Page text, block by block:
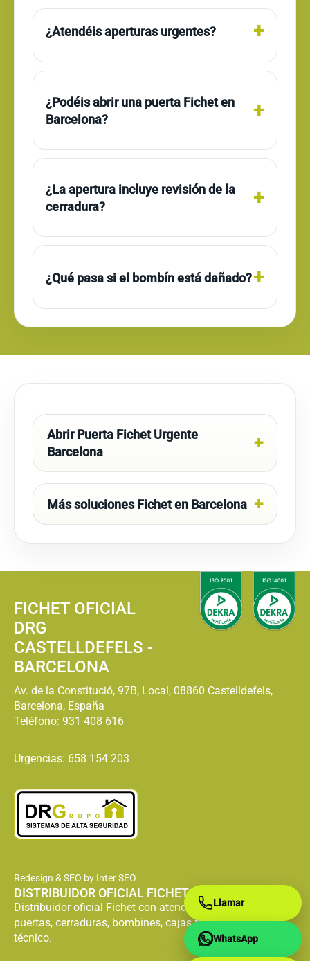
¿Atendéis aperturas urgentes?
¿Podéis abrir una puerta Fichet en
Barcelona?
¿La apertura incluye revisión de la
cerradura?
¿Qué pasa si el bombín está dañado?
Abrir Puerta Fichet Urgente
Barcelona
Más soluciones Fichet en Barcelona
FICHET OFICIAL
DRG
CASTELLDEFELS -
BARCELONA
Av. de la Constitució, 97B, Local, 08860 Castelldefels,
Barcelona, España
Teléfono: 931 408 616
Urgencias: 658 154 203
Redesign & SEO by Inter SEO
DISTRIBUIDOR OFICIAL FICHET
Distribuidor oficial Fichet con atención especializada en
puertas, cerraduras, bombines, cajas fuertes y servicio
técnico.
Llamar
WhatsApp